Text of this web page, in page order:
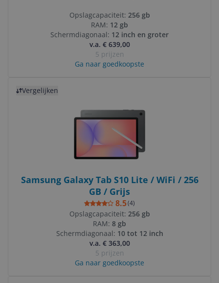
Opslagcapaciteit: 256 gb
RAM: 12 gb
Schermdiagonaal: 12 inch en groter
v.a. € 639,00
5 prijzen
Ga naar goedkoopste
Vergelijken
Samsung Galaxy Tab S10 Lite / WiFi / 256
GB / Grijs
8.5(4)
Opslagcapaciteit: 256 gb
RAM: 8 gb
Schermdiagonaal: 10 tot 12 inch
v.a. € 363,00
5 prijzen
Ga naar goedkoopste